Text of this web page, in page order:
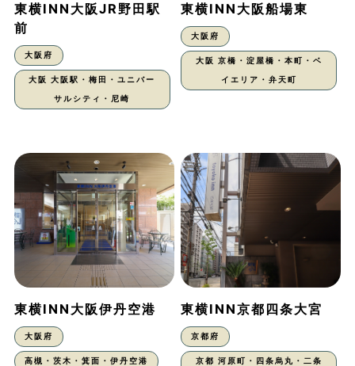
東横INN大阪JR野田駅
前
大阪府
大阪 大阪駅・梅田・ユニバー
サルシティ・尼崎
東横INN大阪船場東
大阪府
大阪 京橋・淀屋橋・本町・ベ
イエリア・弁天町
東横INN大阪伊丹空港
大阪府
高槻・茨木・箕面・伊丹空港
東横INN京都四条大宮
京都府
京都 河原町・四条烏丸・二条